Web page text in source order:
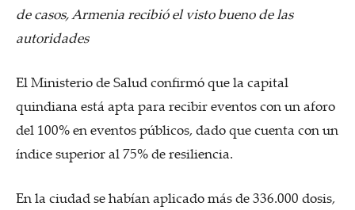
de casos, Armenia recibió el visto bueno de las
autoridades
El Ministerio de Salud confirmó que la capital
quindiana está apta para recibir eventos con un aforo
del 100% en eventos públicos, dado que cuenta con un
índice superior al 75% de resiliencia.
En la ciudad se habían aplicado más de 336.000 dosis,